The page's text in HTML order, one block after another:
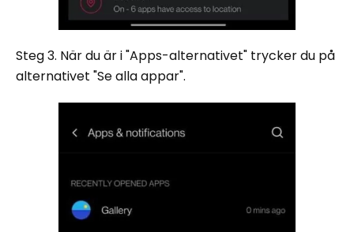
Steg 3. När du är i "Apps-alternativet" trycker du på
alternativet "Se alla appar".